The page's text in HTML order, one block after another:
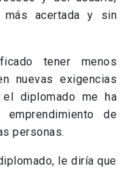
más acertada y sin
tener menos
nuevas exigencias
diplomado me ha
de
personas.
le diría que